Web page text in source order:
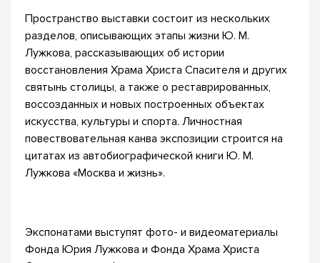
Пространство выставки состоит из нескольких
разделов, описывающих этапы жизни Ю. М.
Лужкова, рассказывающих об истории
восстановления Храма Христа Спасителя и других
святынь столицы, а также о реставрированных,
воссозданных и новых построенных объектах
искусства, культуры и спорта. Личностная
повествовательная канва экспозиции строится на
цитатах из автобиографической книги Ю. М.
Лужкова «Москва и жизнь».
Экспонатами выступят фото- и видеоматериалы
Фонда Юрия Лужкова и Фонда Храма Христа